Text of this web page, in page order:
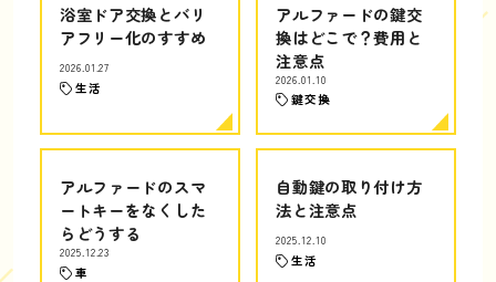
浴室ドア交換とバリ
アフリー化のすすめ
2026.01.27
生活
アルファードの鍵交
換はどこで？費用と
注意点
2026.01.10
鍵交換
アルファードのスマ
ートキーをなくした
らどうする
2025.12.23
車
自動鍵の取り付け方
法と注意点
2025.12.10
生活